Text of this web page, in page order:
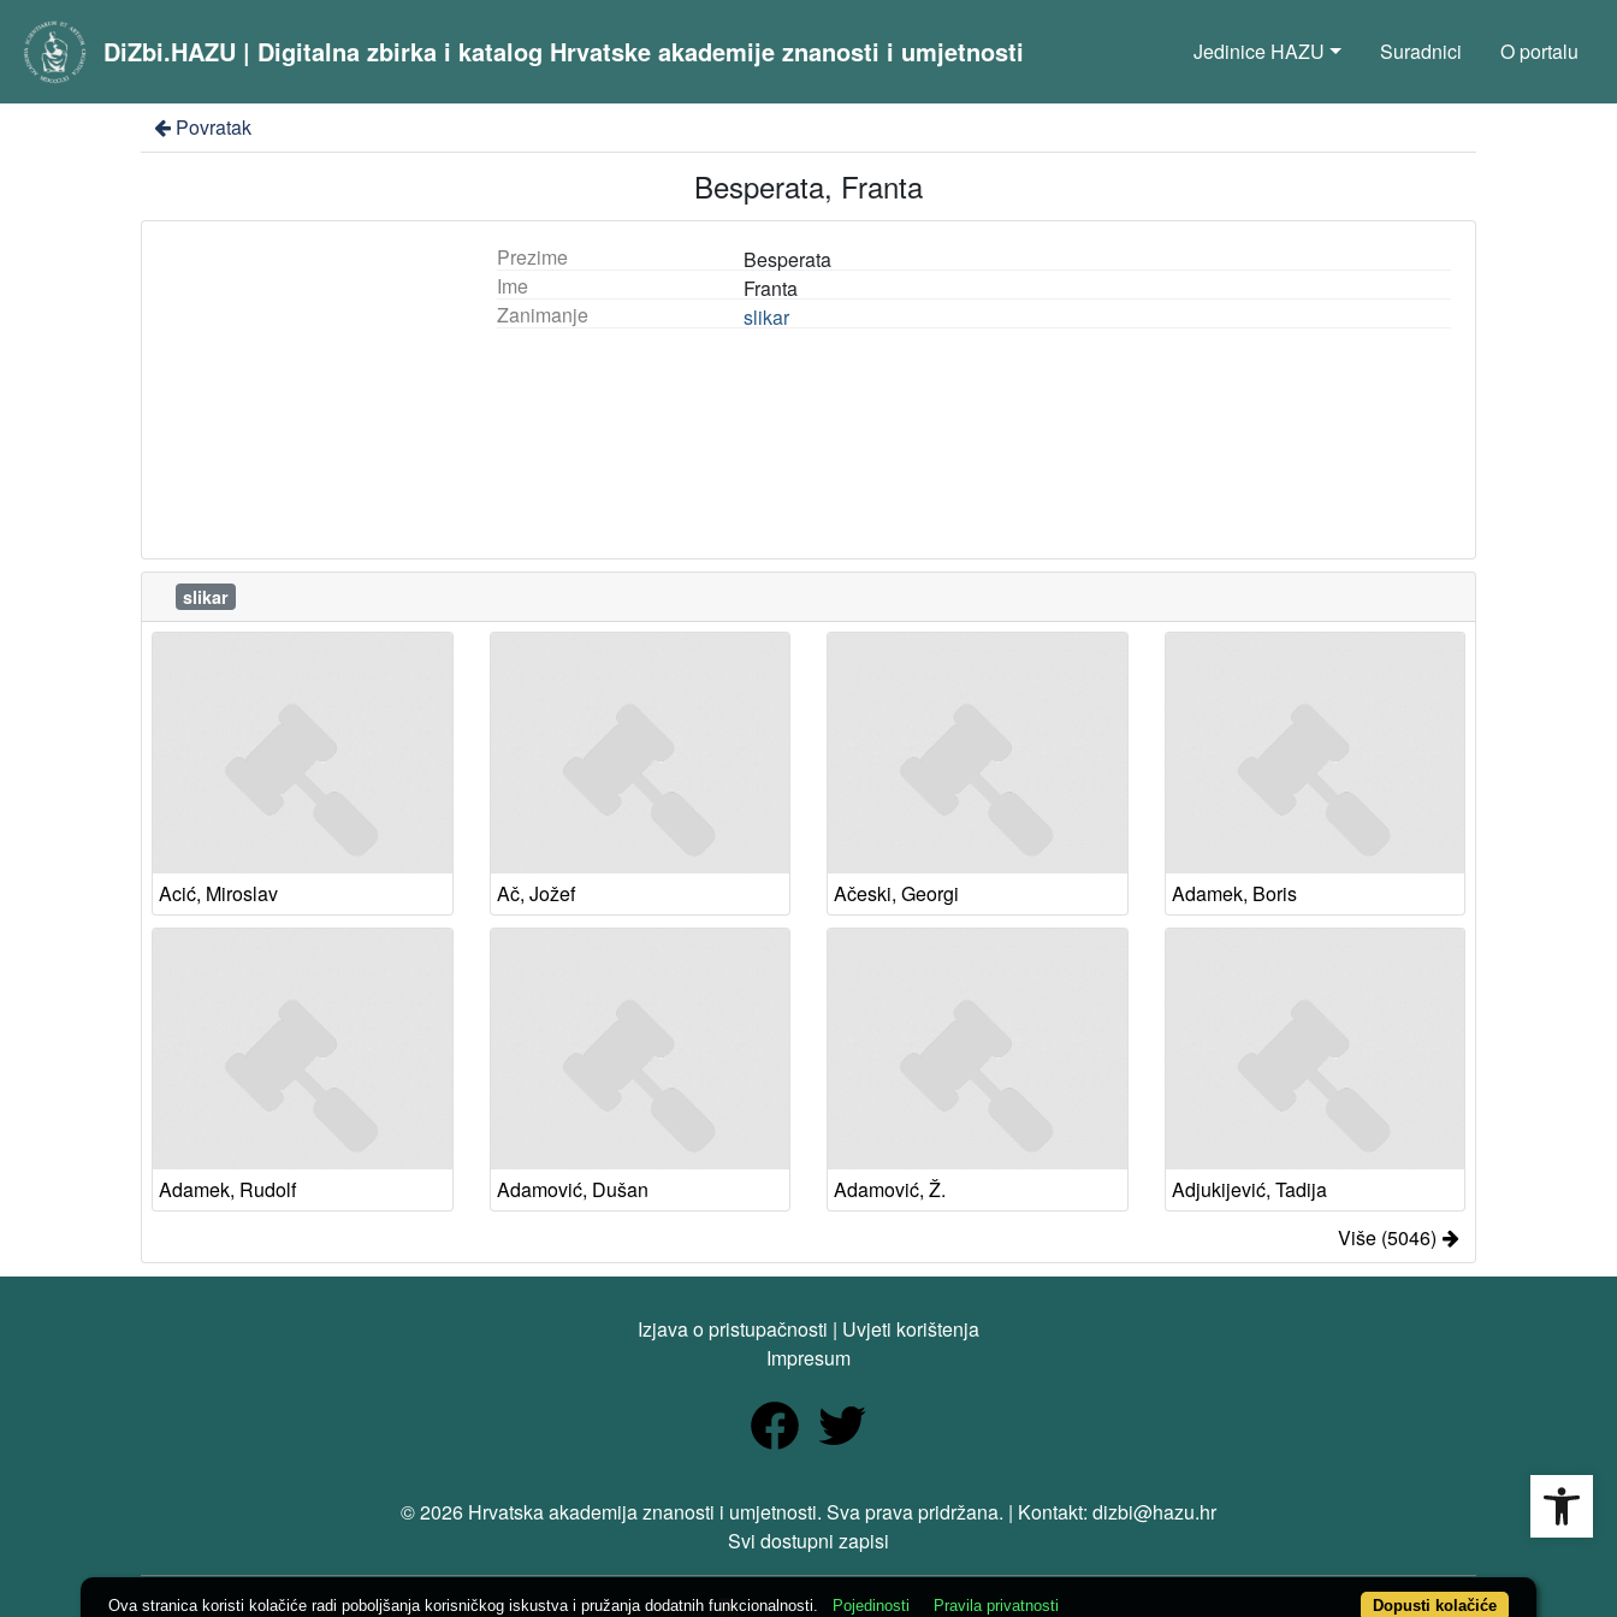
DiZbi.HAZU | Digitalna zbirka i katalog Hrvatske akademije znanosti i umjetnosti Jedinice HAZU Suradnici O portalu
Povratak
Besperata, Franta
Prezime
Besperata
Ime
Franta
Zanimanje
slikar
slikar
Acić, Miroslav Ač, Jožef Ačeski, Georgi Adamek, Boris
Adamek, Rudolf Adamović, Dušan Adamović, Ž.
Adjukijević, Tadija
Više (5046)
Izjava o pristupačnosti | Uvjeti korištenja
Impresum
© 2026 Hrvatska akademija znanosti i umjetnosti. Sva prava pridržana. | Kontakt: dizbi@hazu.hr
Svi dostupni zapisi
Ova stranica koristi kolačiće radi poboljšanja korisničkog iskustva i pružanja dodatnih funkcionalnosti. Pojedinosti Pravila privatnosti Dopusti kolačiće